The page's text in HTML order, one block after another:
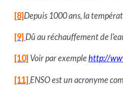
[8]Depuis 1000 ans, la
[9] Dû au réchauffement de
[10] Voir par exemple http://
[11] ENSO est un acronyme